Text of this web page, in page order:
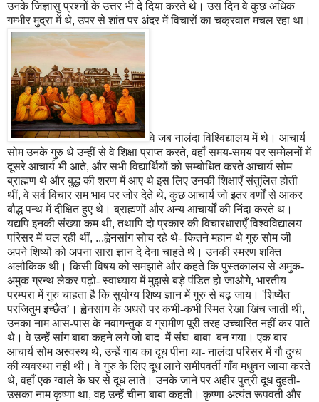
उनके जिज्ञासु प्रश्नों के उत्तर भी दे दिया करते थे। उस दिन वे कुछ अधिक
गम्भीर मुद्रा में थे,उपर से शांत पर अंदर में विचारों का चक्रवात मचल रहा था।
वे जब नालंदा विश्विद्यालय में थे। आचार्य
सोम उनके गुरु थे उन्हीं से वे शिक्षा प्राप्त करते,वहाँ समय-समय पर सम्मेलनों में
दूसरे आचार्य भी आते, और सभी विद्यार्थियों को सम्बोधित करते आचार्य सोम
ब्राह्मण थे और बुद्ध की शरण में आए थे इस लिए उनकी शिक्षाएँ संतुलित होती
थीं,वे सर्व विचार सम भाव पर जोर देते थे,कुछ आचार्य जो इतर वर्णों से आकर
बौद्ध पन्थ में दीक्षित हुए थे। ब्राह्मणों और अन्य आचार्यों की निंदा करते थ।
यद्यपि इनकी संख्या कम थी,तथापि दो प्रकार की विचारधाराएँ विश्वविद्यालय
परिसर में चल रही थीं, ...ह्वेनसांग सोच रहे थे- कितने महान थे गुरु सोम जी
अपने शिष्यों को अपना सारा ज्ञान दे देना चाहते थे। उनकी स्मरण शक्ति
अलौकिक थी। किसी विषय को समझाते और कहते कि पुस्तकालय से अमुक-
अमुक ग्रन्थ लेकर पढ़ो- स्वाध्याय में मुझसे बड़े पंडित हो जाओगे, भारतीय
परम्परा में गुरु चाहता है कि सुयोग्य शिष्य ज्ञान में गुरु से बढ़ जाय। 'शिष्यैत
परजितुम इच्छैत’। ह्वेनसांग के अधरों पर कभी-कभी स्मित रेखा खिंच जाती थी,
उनका नाम आस-पास के नवागन्तुक व ग्रामीण पूरी तरह उच्चारित नहीं कर पाते
थे। वे उन्हें सांग बाबा कहने लगे जो बाद में संघ बाबा बन गया। एक बार
आचार्य सोम अस्वस्थ थे, उन्हें गाय का दूध पीना था- नालंदा परिसर में गौ दुग्ध
की व्यवस्था नहीं थी। वे गुरु के लिए दूध लाने समीपवर्ती गाँव मधुवन जाया करते
थे,वहाँ एक ग्वाले के घर से दूध लाते। उनके जाने पर अहीर पुत्री दूध दुहती-
उसका नाम कृष्णा था, वह उन्हें चीना बाबा कहती। कृष्णा अत्यंत रूपवती और